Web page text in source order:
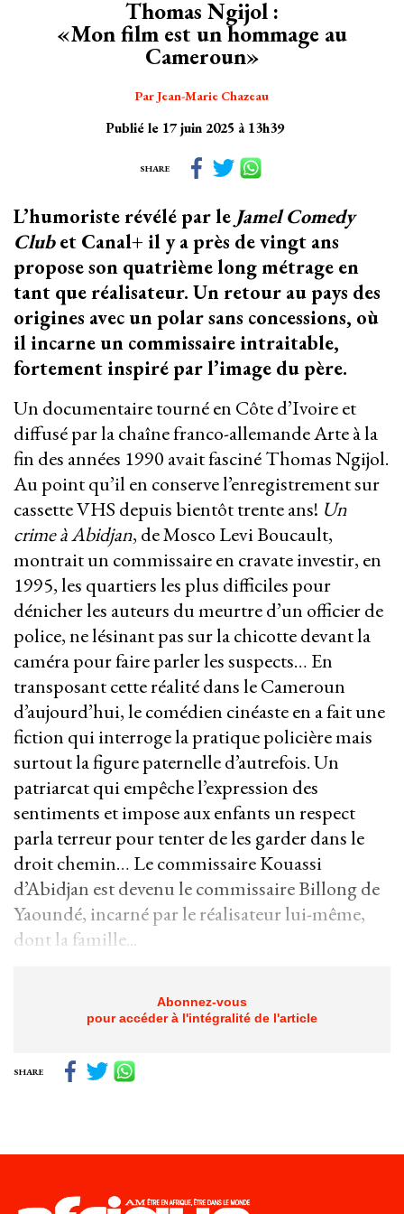
Thomas Ngijol :
«Mon film est un hommage au
Cameroun»
Par Jean-Marie Chazeau
Publié le 17 juin 2025 à 13h39
SHARE
L’humoriste révélé par le Jamel Comedy
Clubet Canal+ il y a près de vingt ans
propose son quatrième long métrage en
tant que réalisateur. Un retour au pays des
origines avec un polar sans concessions, où
il incarne un commissaire intraitable,
fortement inspiré par l’image du père.
Un documentaire tourné en Côte d’Ivoire et
diffusé par la chaîne franco-allemande Arte à la
fin des années 1990 avait fasciné Thomas Ngijol.
Au point qu’il en conserve l’enregistrement sur
cassette VHS depuis bientôt trente ans! Un
crime à Abidjan, de Mosco Levi Boucault,
montrait un commissaire en cravate investir, en
1995, les quartiers les plus difficiles pour
dénicher les auteurs du meurtre d’un officier de
police, ne lésinant pas sur la chicotte devant la
caméra pour faire parler les suspects… En
transposant cette réalité dans le Cameroun
d’aujourd’hui, le comédien cinéaste en a fait une
fiction qui interroge la pratique policière mais
surtout la figure paternelle d’autrefois. Un
patriarcat qui empêche l’expression des
sentiments et impose aux enfants un respect
parla terreur pour tenter de les garder dans le
droit chemin… Le commissaire Kouassi
d’Abidjan est devenu le commissaire Billong de
Yaoundé, incarné par le réalisateur lui-même,
dont la famille...
Abonnez-vous
pour accéder à l'intégralité de l'article
SHARE